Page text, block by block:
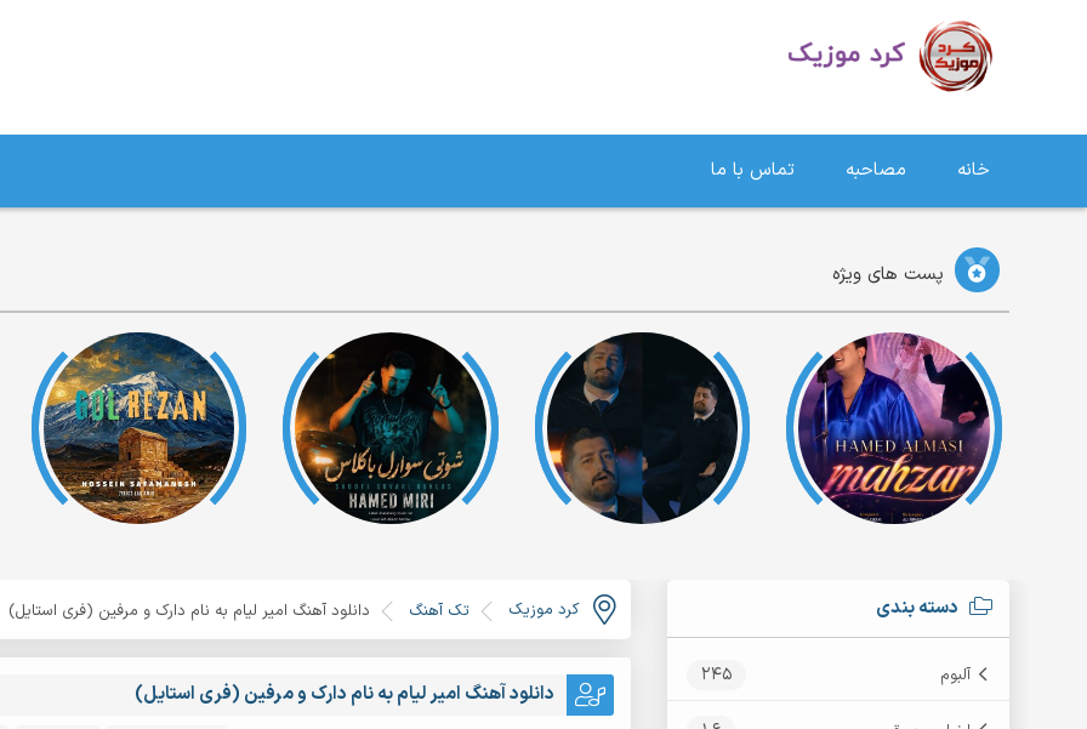
خانه مصاحبه تماس با ما
پست های ویژه
دسته بندی
آلبوم 245
کرد موزیک تک آهنگ دانلود آهنگ امیر لیام به نام دارک و مرفین (فری استایل)
دانلود آهنگ امیر لیام به نام دارک و مرفین (فری استایل)